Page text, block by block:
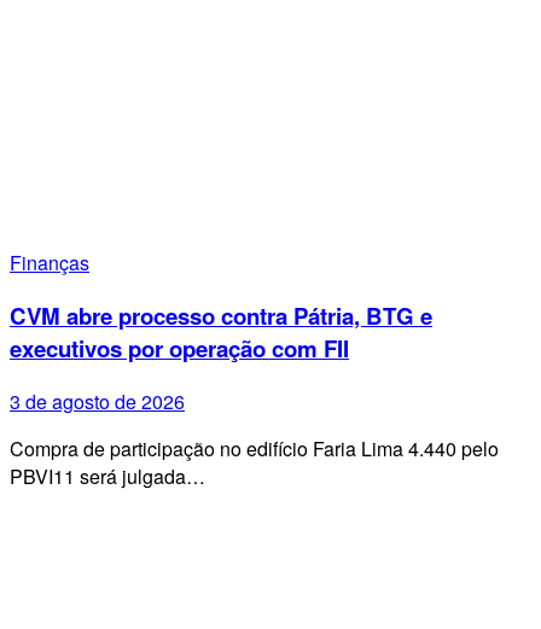
Finanças
CVM abre processo contra Pátria, BTG e
executivos por operação com FII
3 de agosto de 2026
Compra de participação no edifício Faria Lima 4.440 pelo
PBVI11 será julgada…